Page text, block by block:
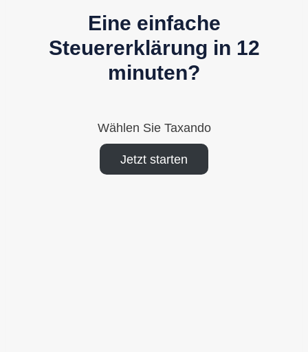
Eine einfache
Steuererklärung in 12
minuten?
Wählen Sie Taxando
Jetzt starten